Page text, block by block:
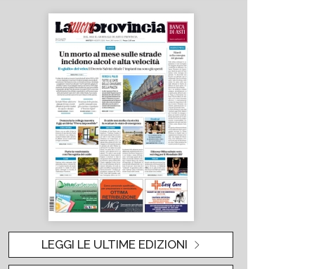
LEGGI LE ULTIME EDIZIONI